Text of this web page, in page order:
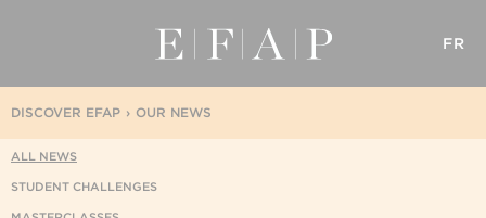
FR
OUR NEWS
DISCOVER EFAP
ALL NEWS
STUDENT CHALLENGES